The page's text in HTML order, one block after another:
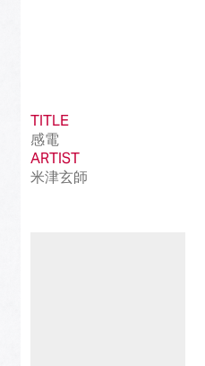
TITLE
感電
ARTIST
米津玄師